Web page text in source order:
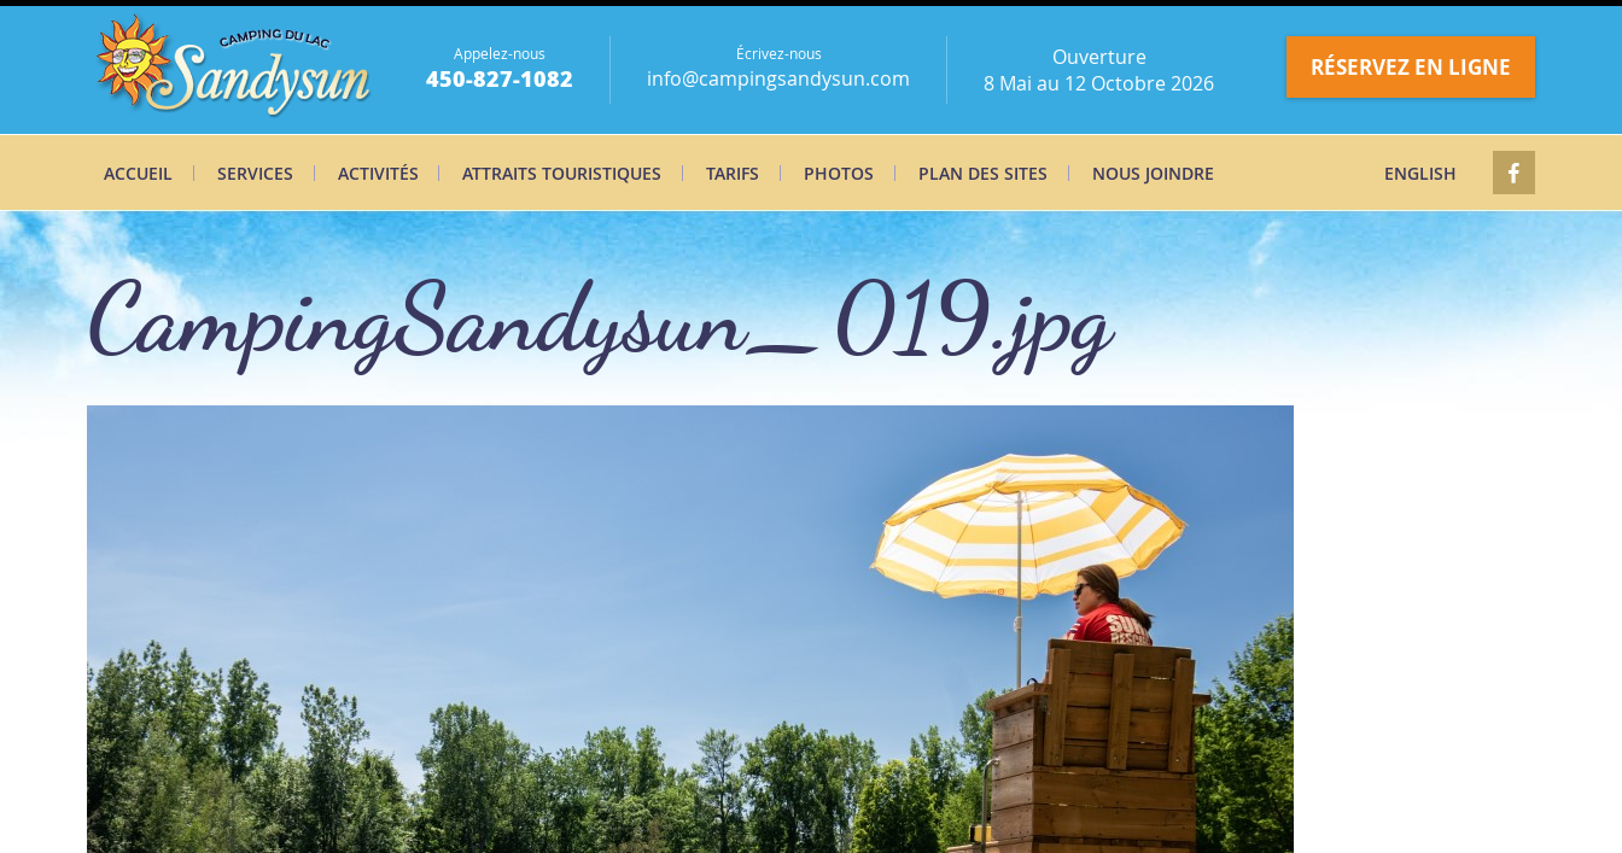
RÉSERVEZ EN LIGNE
Ouverture
8 Mai au 12 Octobre 2026
Écrivez-nous
info@campingsandysun.com
Appelez-nous
450-827-1082
ACCUEIL SERVICES ACTIVITÉS ATTRAITS TOURISTIQUES TARIFS PHOTOS PLAN DES SITES NOUS JOINDRE ENGLISH
CampingSandysun_019.jpg